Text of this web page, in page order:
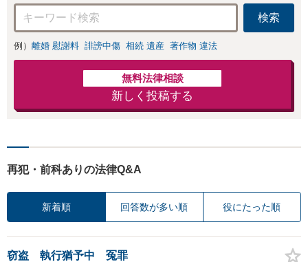
沢駅30秒】
検索
例） 離婚 慰謝料 誹謗中傷 相続 遺産 著作物 違法
無料法律相談
新しく投稿する
再犯・前科ありの法律Q&A
新着順 回答数が多い順 役にたった順
窃盗 執行猶予中 冤罪